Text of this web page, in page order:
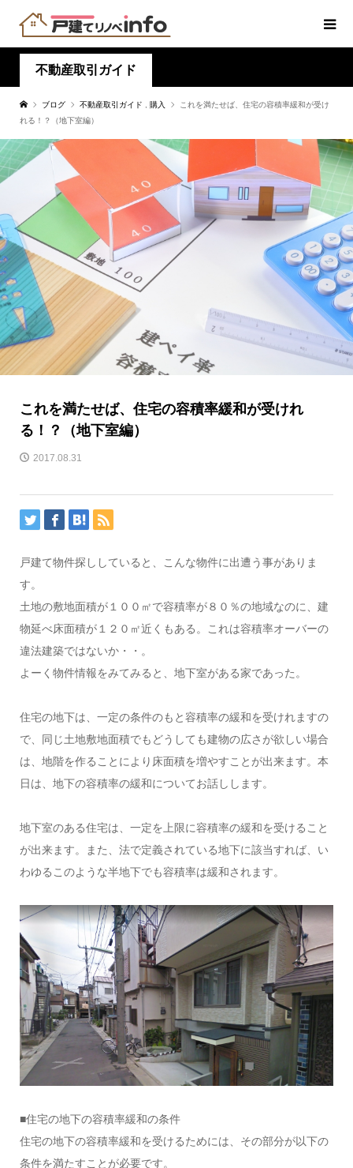
不動産取引ガイド
ブログ 不動産取引ガイド 購入
これを満たせば、住宅の容積率緩和が受け
れる！？（地下室編）
これを満たせば、住宅の容積率緩和が受けれ
る！？（地下室編）
2017.08.31
戸建て物件探ししていると、こんな物件に出遭う事がありま
す。
土地の敷地面積が１００㎡で容積率が８０％の地域なのに、建
物延べ床面積が１２０㎡近くもある。これは容積率オーバーの
違法建築ではないか・・。
よーく物件情報をみてみると、地下室がある家であった。
住宅の地下は、一定の条件のもと容積率の緩和を受けれますの
で、同じ土地敷地面積でもどうしても建物の広さが欲しい場合
は、地階を作ることにより床面積を増やすことが出来ます。本
日は、地下の容積率の緩和についてお話しします。
地下室のある住宅は、一定を上限に容積率の緩和を受けること
が出来ます。また、法で定義されている地下に該当すれば、い
わゆるこのような半地下でも容積率は緩和されます。
■住宅の地下の容積率緩和の条件
住宅の地下の容積率緩和を受けるためには、その部分が以下の
条件を満たすことが必要です。